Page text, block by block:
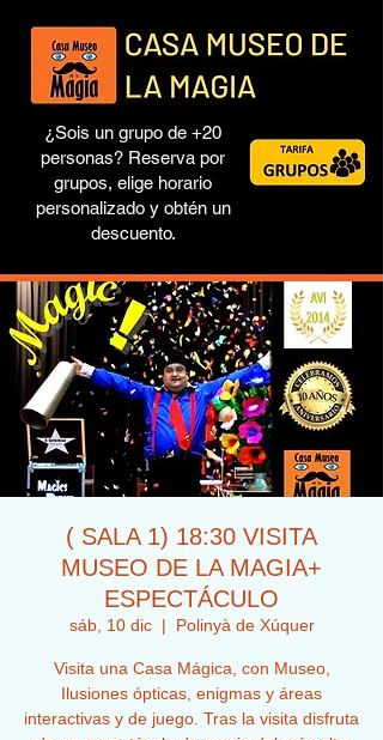
¿Sois un grupo de +20
personas? Reserva por
grupos, elige horario
personalizado y obtén un
descuento.
( SALA 1) 18:30 VISITA
MUSEO DE LA MAGIA+
ESPECTÁCULO
sáb, 10 dic
  |
Polinyà de Xúquer
Visita una Casa Mágica, con Museo,
Ilusiones ópticas, enigmas y áreas
interactivas y de juego. Tras la visita disfruta